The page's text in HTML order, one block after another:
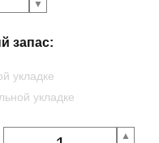
запас:
укладке
укладке